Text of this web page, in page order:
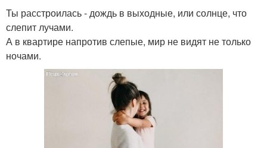
Ты расстроилась - дождь в выходные, или солнце, что
слепит лучами.
А в квартире напротив слепые, мир не видят не только
ночами.